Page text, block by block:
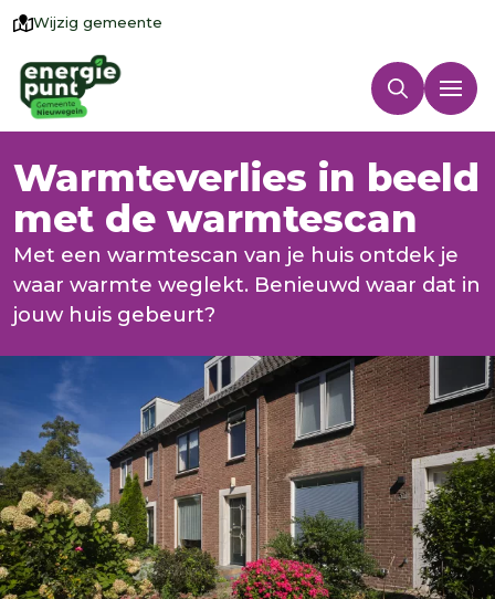
Wijzig gemeente
Warmteverlies in beeld
met de warmtescan
Met een warmtescan van je huis ontdek je
waar warmte weglekt. Benieuwd waar dat in
jouw huis gebeurt?